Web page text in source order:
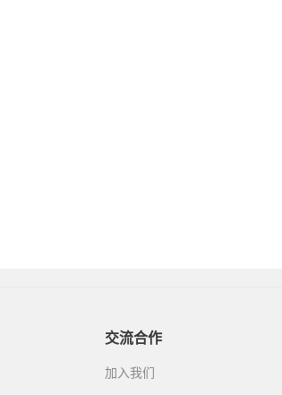
交流合作
加入我们